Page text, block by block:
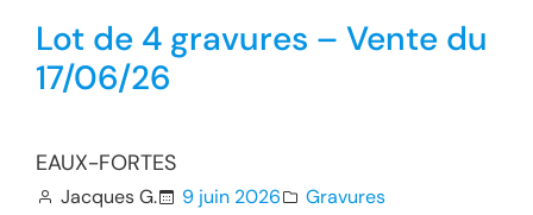
Lot de 4 gravures – Vente du
17/06/26
EAUX-FORTES
Jacques G. 9 juin 2026
Gravures